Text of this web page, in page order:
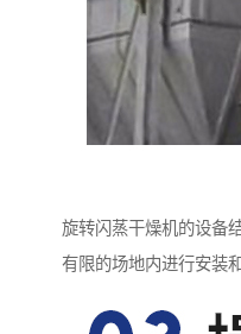
旋转闪蒸干燥机的设备
有限的场地内进行安装和